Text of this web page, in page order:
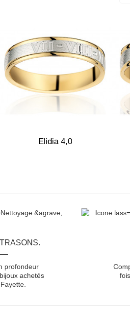
Elidia 4,0
profondeur
achetés